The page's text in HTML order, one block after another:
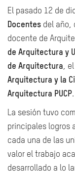
El pasado 12 de
Docentes del año,
docente de
de Arquitectura y
de Arquitectura, el
Arquitectura y la
Arquitectura PUCP.
La sesión tuvo
principales logros
cada una de las
valor el trabajo
desarrollado a lo